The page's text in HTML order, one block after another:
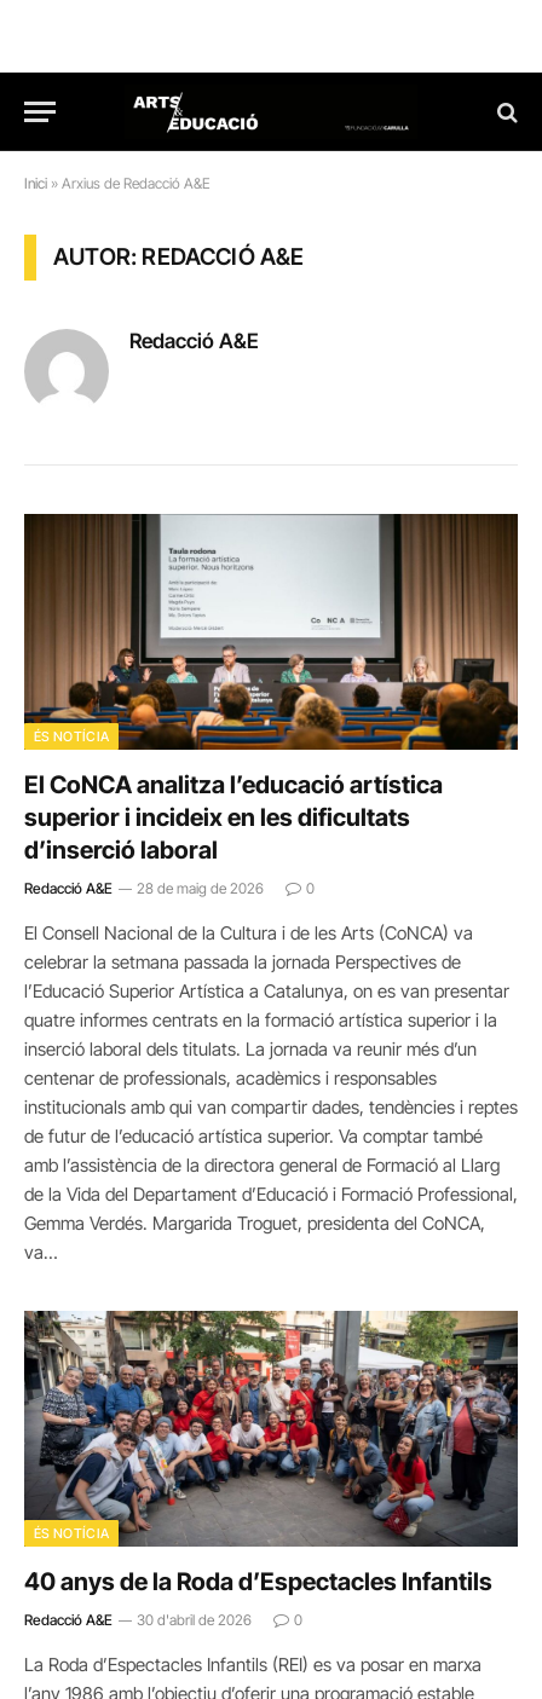
Inici » Arxius de Redacció A&E
AUTOR: REDACCIÓ A&E
Redacció A&E
ÉS NOTÍCIA
El CoNCA analitza l’educació artística
superior i incideix en les dificultats
d’inserció laboral
Redacció A&E 28 de maig de 2026 0
El Consell Nacional de la Cultura i de les Arts (CoNCA) va
celebrar la setmana passada la jornada Perspectives de
l’Educació Superior Artística a Catalunya, on es van presentar
quatre informes centrats en la formació artística superior i la
inserció laboral dels titulats. La jornada va reunir més d’un
centenar de professionals, acadèmics i responsables
institucionals amb qui van compartir dades, tendències i reptes
de futur de l’educació artística superior. Va comptar també
amb l’assistència de la directora general de Formació al Llarg
de la Vida del Departament d’Educació i Formació Professional,
Gemma Verdés. Margarida Troguet, presidenta del CoNCA,
va…
ÉS NOTÍCIA
40 anys de la Roda d’Espectacles Infantils
Redacció A&E 30 d'abril de 2026 0
La Roda d’Espectacles Infantils (REI) es va posar en marxa
l’any 1986 amb l’objectiu d’oferir una programació estable